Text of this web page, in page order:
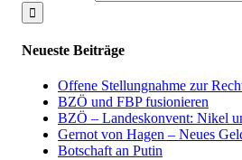
Neueste Beiträge
Offene Stellungnahme zur
BZÖ und FBP fusionieren
BZÖ – Landeskonvent: Nikel
Gernot von Hagen – Neues
Botschaft an Putin